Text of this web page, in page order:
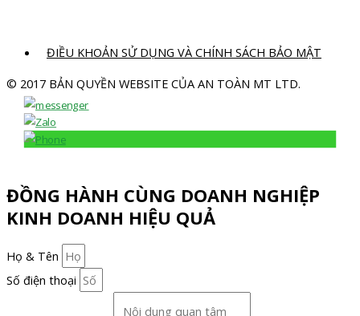
ĐIỀU KHOẢN SỬ DỤNG VÀ CHÍNH SÁCH BẢO MẬT
© 2017 BẢN QUYỀN WEBSITE CỦA AN TOÀN MT LTD.
ĐỒNG HÀNH CÙNG DOANH NGHIỆP
KINH DOANH HIỆU QUẢ
Họ & Tên
Số điện thoại